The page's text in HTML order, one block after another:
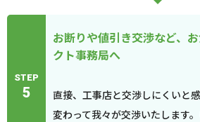
STEP
5
お断りや値引き交渉など、
クト事務局へ
直接、工事店と交渉しにくいと
変わって我々が交渉いたします